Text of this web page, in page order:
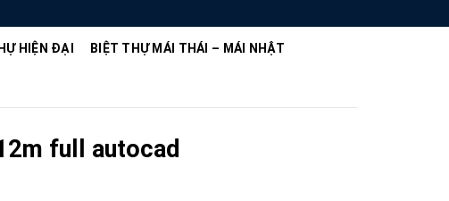
HIỆN ĐẠI BIỆT THỰ MÁI THÁI – MÁI NHẬT
full autocad